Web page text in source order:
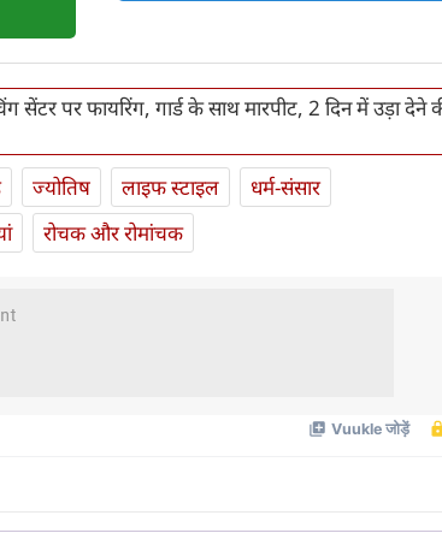
सेंटर पर फायरिंग, गार्ड के साथ मारपीट, 2 दिन में उड़ा देने
ज्योतिष लाइफ स्‍टाइल
धर्म-संसार
रोचक और रोमांचक